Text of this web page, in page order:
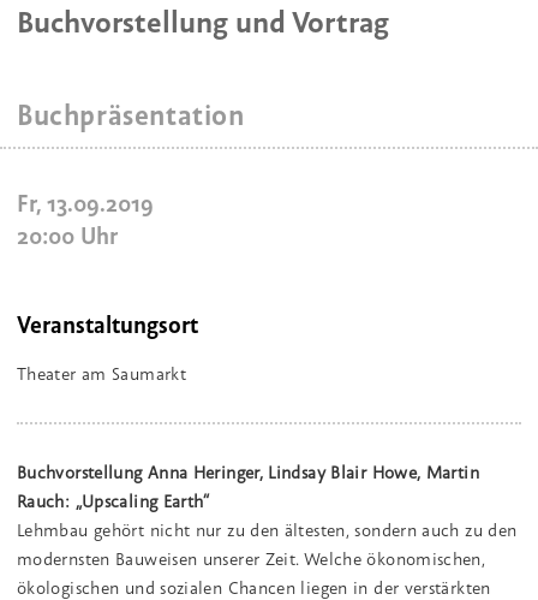
Buchvorstellung und Vortrag
Buchpräsentation
Fr, 13.09.2019
20:00 Uhr
Veranstaltungsort
Theater am Saumarkt
Buchvorstellung Anna Heringer, Lindsay Blair Howe, Martin
Rauch: „Upscaling Earth“
Lehmbau gehört nicht nur zu den ältesten, sondern auch zu den
modernsten Bauweisen unserer Zeit. Welche ökonomischen,
ökologischen und sozialen Chancen liegen in der verstärkten